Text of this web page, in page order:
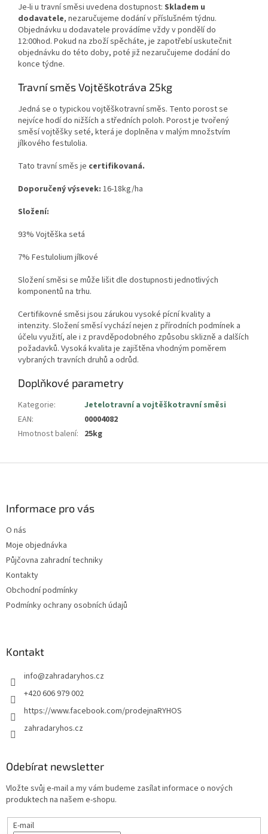
Je-li u travní směsi uvedena dostupnost: Skladem u
dodavatele, nezaručujeme dodání v příslušném týdnu.
Objednávku u dodavatele provádíme vždy v pondělí do
12:00hod. Pokud na zboží spěcháte, je zapotřebí uskutečnit
objednávku do této doby, poté již nezaručujeme dodání do
konce týdne.
Travní směs Vojtěškotráva 25kg
Jedná se o typickou vojtěškotravní směs. Tento porost se
nejvíce hodí do nižších a středních poloh. Porost je tvořený
směsí vojtěšky seté, která je doplněna v malým množstvím
jílkového festulolia.
Tato travní směs je certifikovaná.
Doporučený výsevek: 16-18kg/ha
Složení:
93% Vojtěška setá
7% Festulolium jílkové
Složení směsi se může lišit dle dostupnosti jednotlivých
komponentů na trhu.
Certifikovné směsi jsou zárukou vysoké pícní kvality a
intenzity. Složení směsí vychází nejen z přírodních podmínek a
účelu využití, ale i z pravděpodobného způsobu sklizně a dalších
požadavků. Vysoká kvalita je zajištěna vhodným poměrem
vybraných travních druhů a odrůd.
Doplňkové parametry
Kategorie:
Jetelotravní a vojtěškotravní směsi
EAN:
00004082
Hmotnost balení: 25kg
Informace pro vás
O nás
Moje objednávka
Půjčovna zahradní techniky
Kontakty
Obchodní podmínky
Podmínky ochrany osobních údajů
Kontakt
info@zahradaryhos.cz
+420 606 979 002
https://www.facebook.com/prodejnaRYHOS
zahradaryhos.cz
Odebírat newsletter
Vložte svůj e-mail a my vám budeme zasílat informace o nových
produktech na našem e-shopu.
E-mail